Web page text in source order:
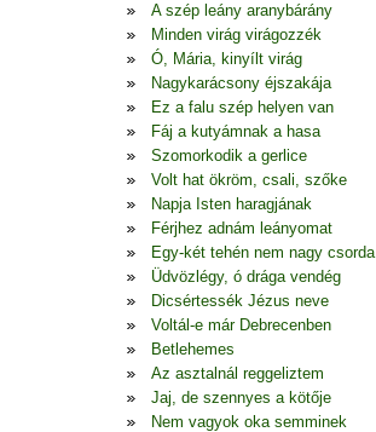
A szép leány aranybárány
Minden virág virágozzék
Ó, Mária, kinyílt virág
Nagykarácsony éjszakája
Ez a falu szép helyen van
Fáj a kutyámnak a hasa
Szomorkodik a gerlice
Volt hat ökröm, csali, szőke
Napja Isten haragjának
Férjhez adnám leányomat
Egy-két tehén nem nagy csorda
Üdvözlégy, ó drága vendég
Dicsértessék Jézus neve
Voltál-e már Debrecenben
Betlehemes
Az asztalnál reggeliztem
Jaj, de szennyes a kötője
Nem vagyok oka semminek